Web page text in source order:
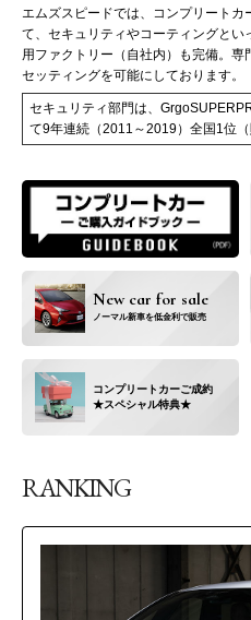
New car for sale
ノーマル新車を低金利で販売
コンプリートカーご成約
★スペシャル特典★
エムズスピードでは、コンプリートカ
て、セキュリティやコーティングと
用ファクトリー（自社内）も完備。
セッティングを可能にしております。
セキュリティ部門は、
て9年連続（2011～2019）全国1位（
RANKING